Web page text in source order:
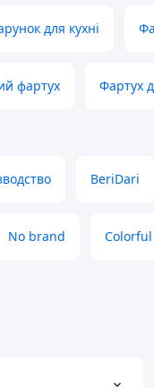
для кухні
фартух Фартух
BeriDari
No brand